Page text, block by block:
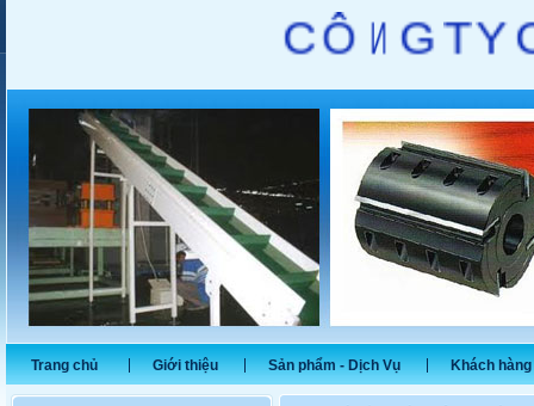
CÔ N GTY
Trang chủ Giới thiệu Sản phẩm - Dịch Vụ Khách